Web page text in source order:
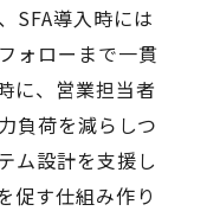
SFA導入時には
ォローまで一貫
に、営業担当者
負荷を減らしつ
ム設計を支援し
促す仕組み作り